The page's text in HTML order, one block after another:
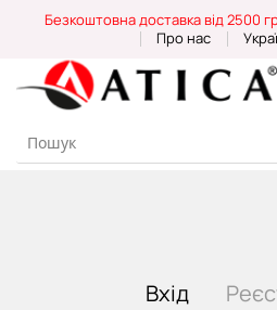
Content
Безкоштовна доставка від 2500
Про нас
Вхід